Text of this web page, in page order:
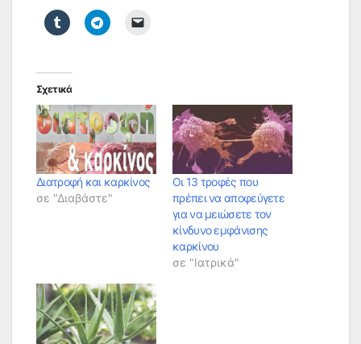
Σχετικά
Διατροφή και καρκίνος
σε "Διαβάστε"
Οι 13 τροφές που
πρέπει να αποφεύγετε
για να μειώσετε τον
κίνδυνο εμφάνισης
καρκίνου
σε "Ιατρικά"